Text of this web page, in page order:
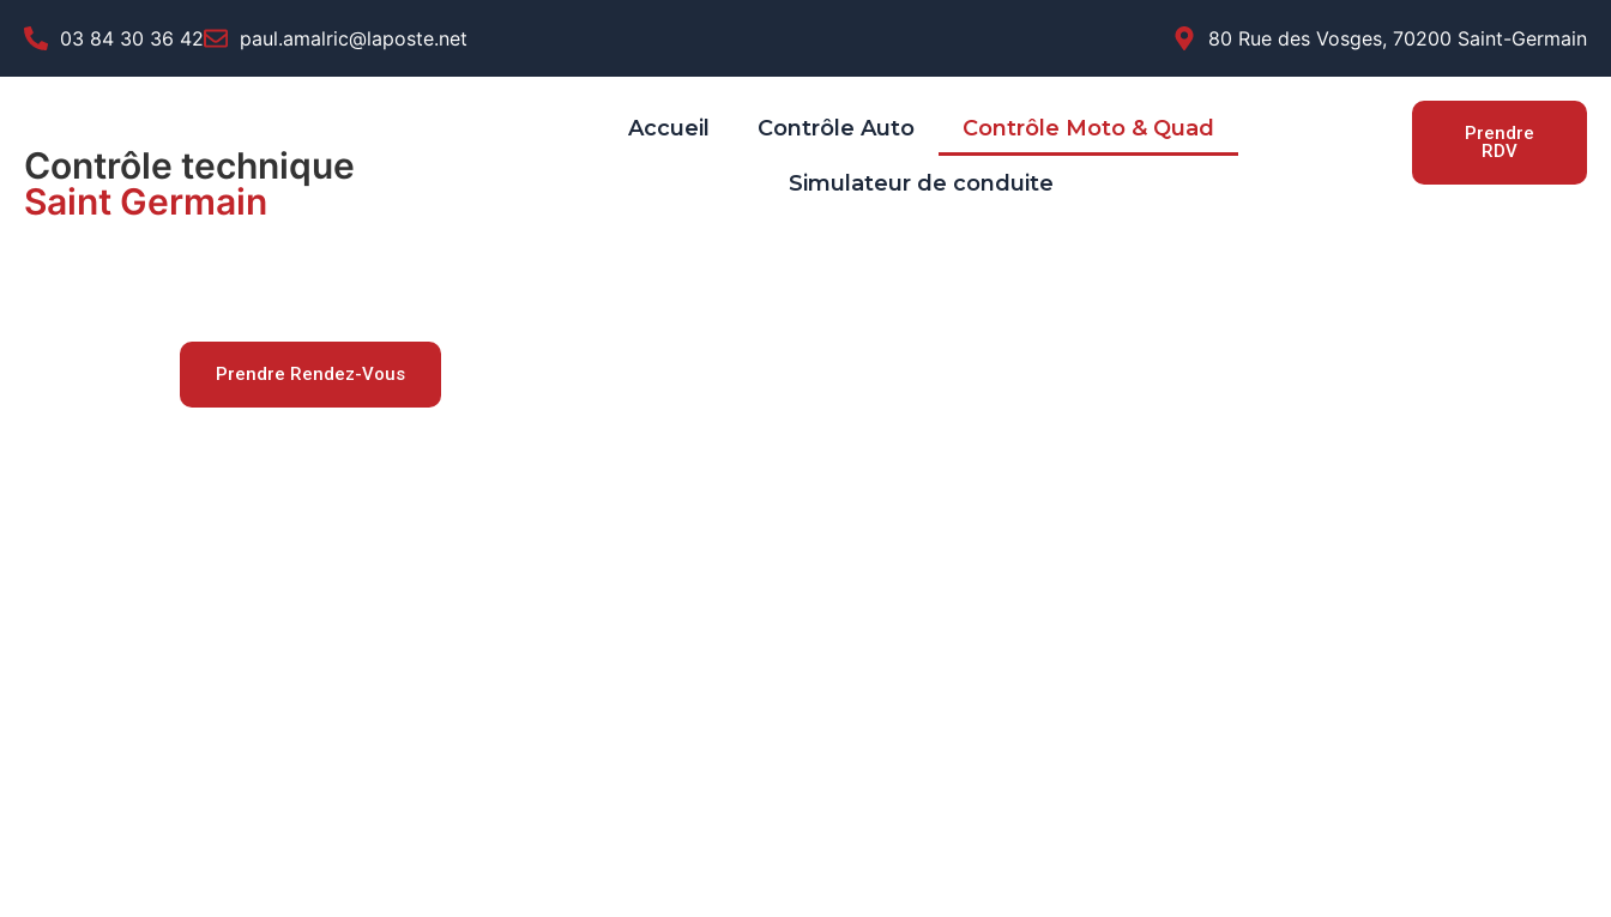
03 84 30 36 42 paul.amalric@laposte.net 80 Rue des Vosges, 70200 Saint-Germain
Contrôle technique
Saint Germain
Accueil Contrôle Auto Contrôle Moto & Quad
Simulateur de conduite
Prendre
RDV
Prendre Rendez-Vous